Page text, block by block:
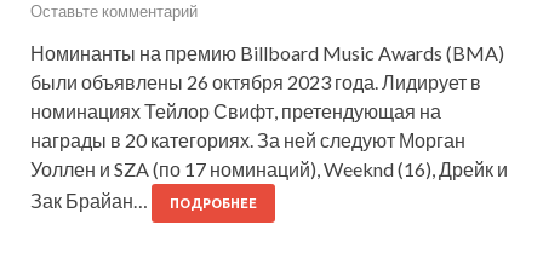
Оставьте комментарий
Номинанты на премию Billboard Music Awards (BMA)
были объявлены 26 октября 2023 года. Лидирует в
номинациях Тейлор Свифт, претендующая на
награды в 20 категориях. За ней следуют Морган
Уоллен и SZA (по 17 номинаций), Weeknd (16), Дрейк и
Зак Брайан…
ПОДРОБНЕЕ